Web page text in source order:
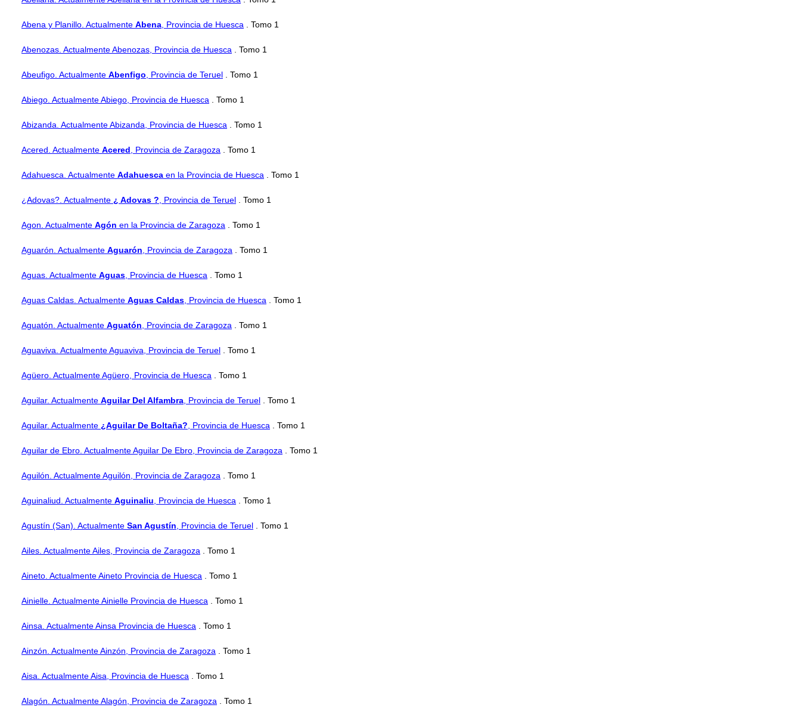
Abena y Planillo. Actualmente Abena , Provincia de Huesca . Tomo 1
Abenozas. Actualmente Abenozas, Provincia de Huesca . Tomo 1
Abeufigo. Actualmente Abenfigo , Provincia de Teruel . Tomo 1
Abiego. Actualmente Abiego, Provincia de Huesca . Tomo 1
Abizanda. Actualmente Abizanda, Provincia de Huesca . Tomo 1
Acered. Actualmente Acered , Provincia de Zaragoza . Tomo 1
Adahuesca. Actualmente Adahuesca en la Provincia de Huesca . Tomo 1
¿Adovas?. Actualmente ¿ Adovas ? , Provincia de Teruel . Tomo 1
Agon. Actualmente Agón en la Provincia de Zaragoza . Tomo 1
Aguarón. Actualmente Aguarón , Provincia de Zaragoza . Tomo 1
Aguas. Actualmente Aguas , Provincia de Huesca . Tomo 1
Aguas Caldas. Actualmente Aguas Caldas , Provincia de Huesca . Tomo 1
Aguatón. Actualmente Aguatón , Provincia de Zaragoza . Tomo 1
Aguaviva. Actualmente Aguaviva, Provincia de Teruel . Tomo 1
Agüero. Actualmente Agüero, Provincia de Huesca . Tomo 1
Aguilar. Actualmente Aguilar Del Alfambra , Provincia de Teruel . Tomo 1
Aguilar. Actualmente ¿Aguilar De Boltaña? , Provincia de Huesca . Tomo 1
Aguilar de Ebro. Actualmente Aguilar De Ebro, Provincia de Zaragoza . Tomo 1
Aguilón. Actualmente Aguilón, Provincia de Zaragoza . Tomo 1
Aguinaliud. Actualmente Aguinaliu , Provincia de Huesca . Tomo 1
Agustín (San). Actualmente San Agustín , Provincia de Teruel . Tomo 1
Ailes. Actualmente Ailes, Provincia de Zaragoza . Tomo 1
Aineto. Actualmente Aineto Provincia de Huesca . Tomo 1
Ainielle. Actualmente Ainielle Provincia de Huesca . Tomo 1
Ainsa. Actualmente Ainsa Provincia de Huesca . Tomo 1
Ainzón. Actualmente Ainzón, Provincia de Zaragoza . Tomo 1
Aisa. Actualmente Aisa, Provincia de Huesca . Tomo 1
Alagón. Actualmente Alagón, Provincia de Zaragoza . Tomo 1